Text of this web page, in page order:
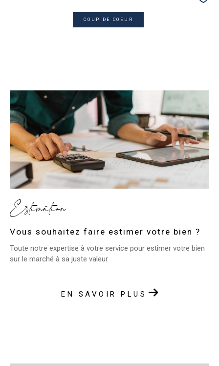
COUP DE COEUR
Estimation
Vous souhaitez faire estimer votre bien ?
Toute notre expertise à votre service pour estimer votre bien
sur le marché à sa juste valeur
EN SAVOIR PLUS